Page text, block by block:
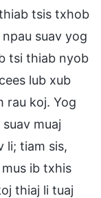
tsis txhob
suav yog
tsi thiab nyob
lub xub
rau koj. Yog
muaj
li; tiam sis,
ib txhis
thiaj li tuaj